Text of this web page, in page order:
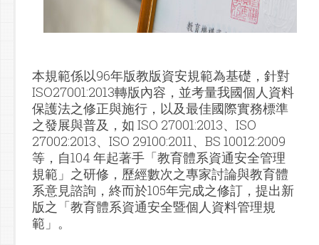
本規範係以96年版教版資安規範為基礎，針對
ISO27001:2013轉版內容，並考量我國個人資料
保護法之修正與施行，以及最佳國際實務標準
之發展與普及，如 ISO 27001:2013、ISO
27002:2013、ISO 29100:2011、BS 10012:2009
等，自104 年起著手「教育體系資通安全管理
規範」之研修，歷經數次之專家討論與教育體
系意見諮詢，終而於105年完成之修訂，提出新
版之「教育體系資通安全暨個人資料管理規
範」。